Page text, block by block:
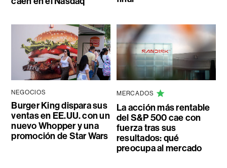
NEGOCIOS
Burger King dispara sus
ventas en EE.UU. con un
nuevo Whopper y una
promoción de Star Wars
MERCADOS
La acción más rentable
del S&P 500 cae con
fuerza tras sus
resultados: qué
preocupa al mercado